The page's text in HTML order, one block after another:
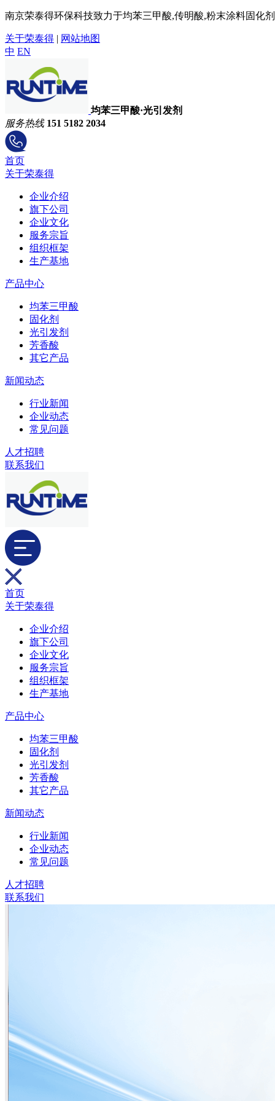
南京荣泰得环保科技致力于均苯三甲酸,传明酸,粉末涂料固化
关于荣泰得 | 网站地图
中 EN
均苯三甲酸·光引发剂
服务热线 151 5182 2034
首页
关于荣泰得
企业介绍
旗下公司
企业文化
服务宗旨
组织框架
生产基地
产品中心
均苯三甲酸
固化剂
光引发剂
芳香酸
其它产品
新闻动态
行业新闻
企业动态
常见问题
人才招聘
联系我们
首页
关于荣泰得
企业介绍
旗下公司
企业文化
服务宗旨
组织框架
生产基地
产品中心
均苯三甲酸
固化剂
光引发剂
芳香酸
其它产品
新闻动态
行业新闻
企业动态
常见问题
人才招聘
联系我们